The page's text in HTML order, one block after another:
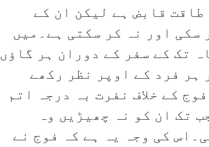
قابض ہے لیکن ان کے
سکی اور نہ کر سکتی ہے۔میں
تک کے سفر کے دوران ہر گاؤں
ہر فرد کے اوپر نظر رکھے
کے خلاف نفرت بہ درجہ اتم
تک ان کو نہ چھیڑیں وہ
کی وجہ یہ ہے کہ فوج نے